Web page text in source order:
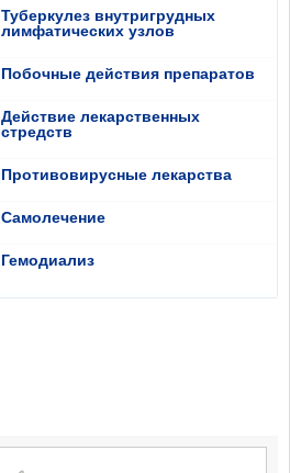
Туберкулез внутригрудных
лимфатических узлов
Побочные действия препаратов
Действие лекарственных
стредств
Противовирусные лекарства
Самолечение
Гемодиализ